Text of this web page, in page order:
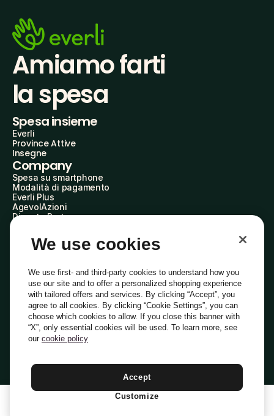
Amiamo farti
la spesa
Spesa insieme
Everli
Province Attive
Insegne
Company
Spesa su smartphone
Modalità di pagamento
Everli Plus
AgevolAzioni
Diventa Partner
Everli Shoppers
About Us
Everli News
Domande frequenti
Lavora con noi
Diventa Shopper
Investitori
PrivacyCookiePreferenze Cookie
Termini e CondizioniCodice Etico
Indirizzo PEC: everli@pec.it - indirizzo DPO: dpo@everli.com
Italiano
We use cookies
We use first- and third-party cookies to understand how you
use our site and to offer a personalized shopping experience
with tailored offers and services. By clicking “Accept”, you
agree to all cookies. By clicking “Cookie Settings”, you can
choose which cookies to allow. If you close this banner with
“X”, only essential cookies will be used. To learn more, see
our cookie policy
Accept
Customize